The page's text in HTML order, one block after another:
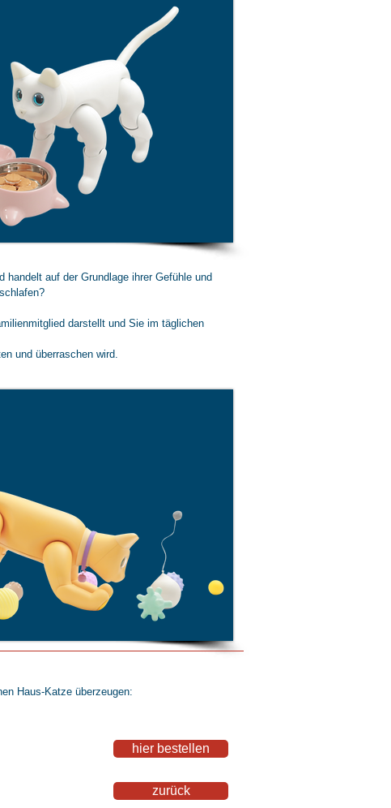
auf der Grundlage ihrer Gefühle und
darstellt und Sie im täglichen
und überraschen wird.
Haus-Katze überzeugen:
hier bestellen
zurück